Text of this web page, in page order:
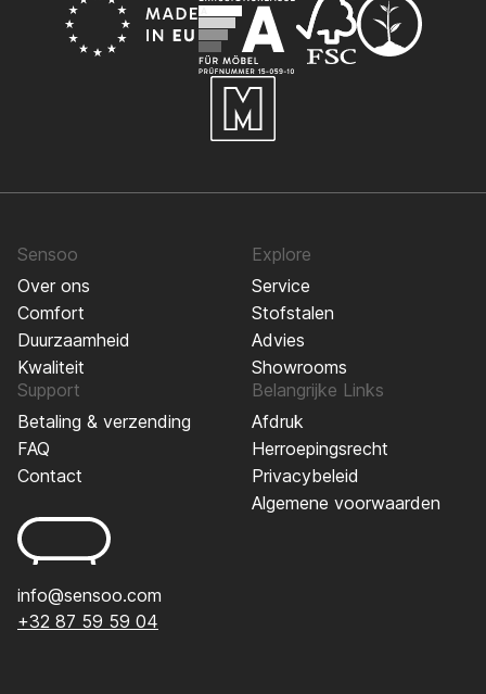
Sensoo
Over ons
Comfort
Duurzaamheid
Kwaliteit
Explore
Service
Stofstalen
Advies
Showrooms
Support
Betaling & verzending
FAQ
Contact
Belangrijke Links
Afdruk
Herroepingsrecht
Privacybeleid
Algemene voorwaarden
info@sensoo.com
+32 87 59 59 04